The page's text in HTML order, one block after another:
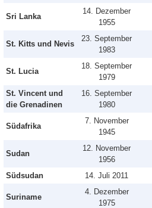
Sri Lanka
14. Dezember
1955
St. Kitts und Nevis
23. September
1983
St. Lucia
18. September
1979
St. Vincent und
die Grenadinen
16. September
1980
Südafrika
7. November
1945
Sudan
12. November
1956
Südsudan 14. Juli 2011
Suriname
4. Dezember
1975